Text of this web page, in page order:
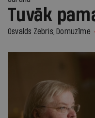
Tuvāk
Osvalds Zebris, Domuzīme